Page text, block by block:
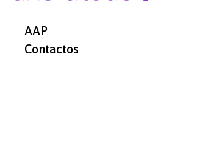
AAP
Contactos